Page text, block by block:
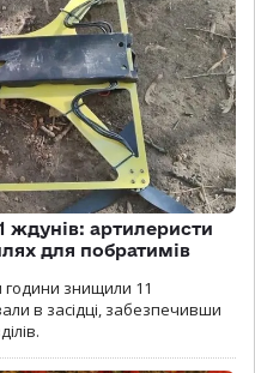
ждунів: артилеристи
для побратимів
знищили 11
в засідці, забезпечивши